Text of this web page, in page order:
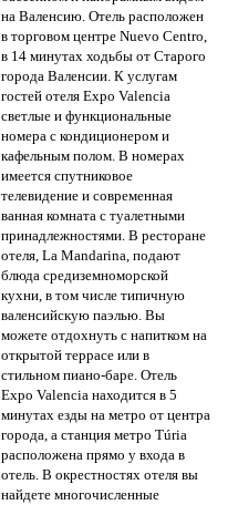
на Валенсию. Отель расположен
в торговом центре Nuevo Centro,
в 14 минутах ходьбы от Старого
города Валенсии. К услугам
гостей отеля Expo Valencia
светлые и функциональные
номера с кондиционером и
кафельным полом. В номерах
имеется спутниковое
телевидение и современная
ванная комната с туалетными
принадлежностями. В ресторане
отеля, La Mandarina, подают
блюда средиземноморской
кухни, в том числе типичную
валенсийскую паэлью. Вы
можете отдохнуть с напитком на
открытой террасе или в
стильном пиано-баре. Отель
Expo Valencia находится в 5
минутах езды на метро от центра
города, а станция метро Túria
расположена прямо у входа в
отель. В окрестностях отеля вы
найдете многочисленные